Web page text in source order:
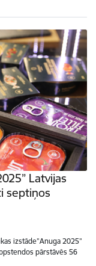
Latvijas
septiņos
izstāde”Anuga 2025”
pārstāvēs 56